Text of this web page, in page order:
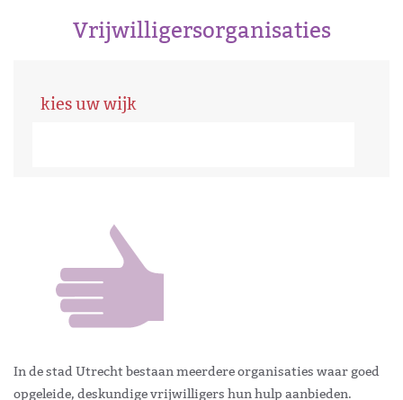
Vrijwilligersorganisaties
kies uw wijk
In de stad Utrecht bestaan meerdere organisaties waar goed
opgeleide, deskundige vrijwilligers hun hulp aanbieden.